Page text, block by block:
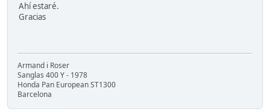
Ahí estaré.
Gracias
Armand i Roser
Sanglas 400 Y - 1978
Honda Pan European ST1300
Barcelona